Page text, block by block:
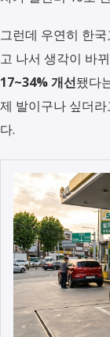
그런데 우연히 한
고 나서 생각이 바
17~34% 개선됐다
제 발이구나 싶더
다.